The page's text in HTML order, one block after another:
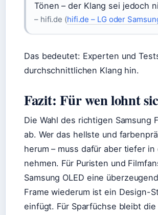
Tönen – der Klang sei jedoch
– hifi.de (hifi.de – LG oder
Das bedeutet: Experten und
durchschnittlichen Klang hin.
Fazit: Für wen lohnt
Die Wahl des richtigen
ab. Wer das hellste und
herum – muss dafür aber tiefer
nehmen. Für Puristen und
Samsung OLED eine
Frame wiederum ist ein Design-
einfügt. Für Sparfüchse bleibt